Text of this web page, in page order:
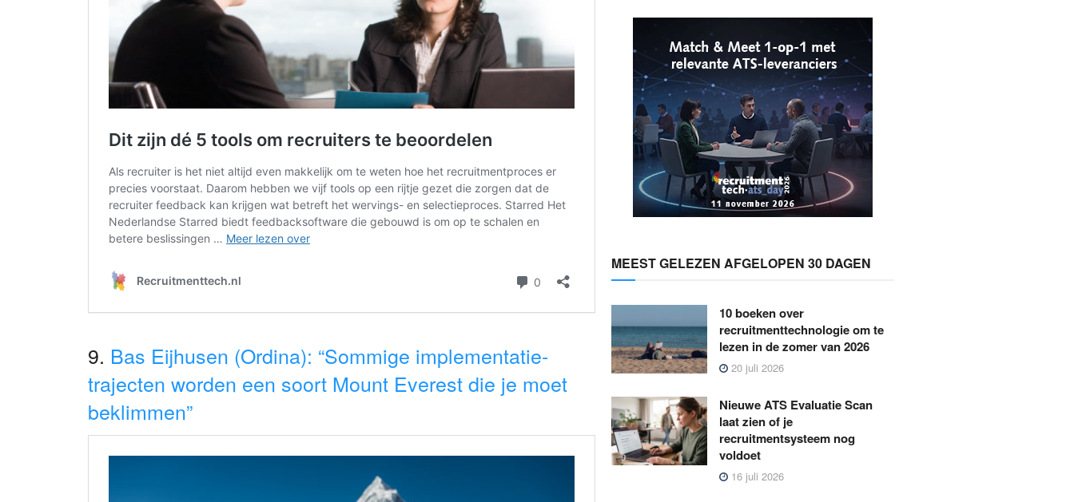
9. Bas Eijhusen (Ordina): “Sommige implementatie-
trajecten worden een soort Mount Everest die je moet
beklimmen”
MEEST GELEZEN AFGELOPEN 30 DAGEN
10 boeken over
recruitmenttechnologie om te
lezen in de zomer van 2026
20 juli 2026
Nieuwe ATS Evaluatie Scan
laat zien of je
recruitmentsysteem nog
voldoet
16 juli 2026